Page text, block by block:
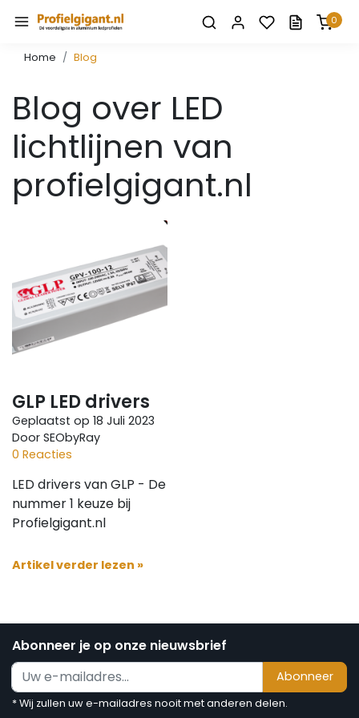
0
Home Blog
Blog over LED
lichtlijnen van
profielgigant.nl
GLP LED drivers
Geplaatst op 18 Juli 2023
Door SEObyRay
0 Reacties
LED drivers van GLP - De
nummer 1 keuze bij
Profielgigant.nl
Artikel verder lezen »
Abonneer je op onze nieuwsbrief
Abonneer
* Wij zullen uw e-mailadres nooit met anderen delen.